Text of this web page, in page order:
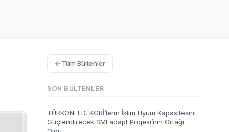
Tüm Bültenler
SON BÜLTENLER
TÜRKONFED, KOBİ’lerin İklim Uyum Kapasitesini
Güçlendirecek SMEadapt Projesi’nin Ortağı